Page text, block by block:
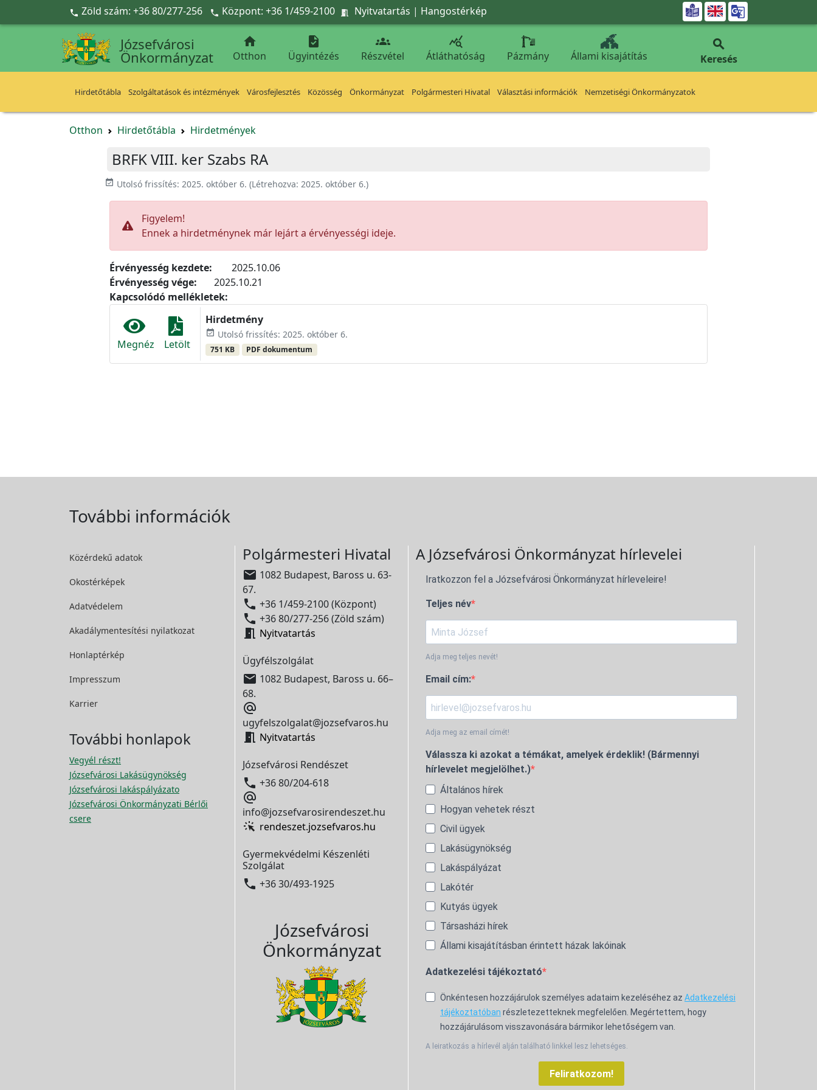
Ugrás a fő tartalomra
 Zöld szám: +36 80/277-256  Központ: +36 1/459-2100  Nyitvatartás | Hangostérkép 
Józsefvárosi
Önkormányzat

Otthon

Ügyintézés

Részvétel

Átláthatóság Pázmány Állami kisajátítás

Keresés
Hirdetőtábla Szolgáltatások és intézmények Városfejlesztés Közösség Önkormányzat Polgármesteri Hivatal Választási információk Nemzetiségi Önkormányzatok
Otthon Hirdetőtábla Hirdetmények
BRFK VIII. ker Szabs RA
event_available Utolsó frissítés: 2025. október 6. (Létrehozva: 2025. október 6.)
Figyelem!
Ennek a hirdetménynek már lejárt a érvényességi ideje.
Érvényesség kezdete:
2025.10.06
Érvényesség vége:
2025.10.21
Kapcsolódó mellékletek:
Megnéz Letölt
Hirdetmény
event_available Utolsó frissítés: 2025. október 6.
751 KB PDF dokumentum
További információk
Közérdekű adatok
Okostérképek
Adatvédelem
Akadálymentesítési nyilatkozat
Honlaptérkép
Impresszum
Karrier
További honlapok
Vegyél részt!
Józsefvárosi Lakásügynökség
Józsefvárosi lakáspályázato
Józsefvárosi Önkormányzati Bérlői
csere
Polgármesteri Hivatal
 1082 Budapest, Baross u. 63-
67.
 +36 1/459-2100 (Központ)
 +36 80/277-256 (Zöld szám)
 Nyitvatartás
Ügyfélszolgálat
 1082 Budapest, Baross u. 66–
68.

ugyfelszolgalat@jozsefvaros.hu
 Nyitvatartás
Józsefvárosi Rendészet
 +36 80/204-618

info@jozsefvarosirendeszet.hu
rendeszet.jozsefvaros.hu
Gyermekvédelmi Készenléti
Szolgálat
 +36 30/493-1925
Józsefvárosi
Önkormányzat
A Józsefvárosi Önkormányzat hírlevelei
Iratkozzon fel a Józsefvárosi Önkormányzat hírleveleire!
Teljes név
Adja meg teljes nevét!
Email cím:
Adja meg az email címét!
Válassza ki azokat a témákat, amelyek érdeklik! (Bármennyi
hírlevelet megjelölhet.)
Általános hírek
Hogyan vehetek részt
Civil ügyek
Lakásügynökség
Lakáspályázat
Lakótér
Kutyás ügyek
Társasházi hírek
Állami kisajátításban érintett házak lakóinak
Adatkezelési tájékoztató
Önkéntesen hozzájárulok személyes adataim kezeléséhez az Adatkezelési
tájékoztatóban részletezetteknek megfelelően. Megértettem, hogy
hozzájárulásom visszavonására bármikor lehetőségem van.
A leiratkozás a hírlevél alján található linkkel lesz lehetséges.
Feliratkozom!